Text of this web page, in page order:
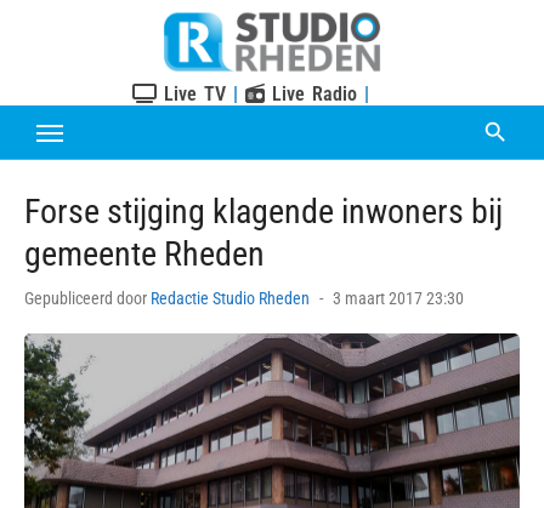
Live TV | Live Radio |
Forse stijging klagende inwoners bij
gemeente Rheden
Gepubliceerd door Redactie Studio Rheden
Posted
3 maart 2017 23:30